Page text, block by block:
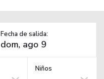
Fecha de salida:
Niños